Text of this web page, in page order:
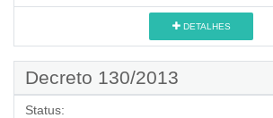
DETALHES
Decreto 130/2013
Status: